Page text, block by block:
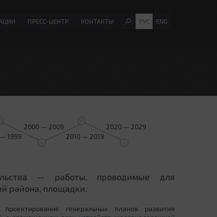
ПРЕСС-ЦЕНТР КОНТАКТЫ РУС ENG
1999
2000 — 2009
2010 — 2019
2020 — 2029
— работы, проводимые для
района, площадки.
генеральных планов развития